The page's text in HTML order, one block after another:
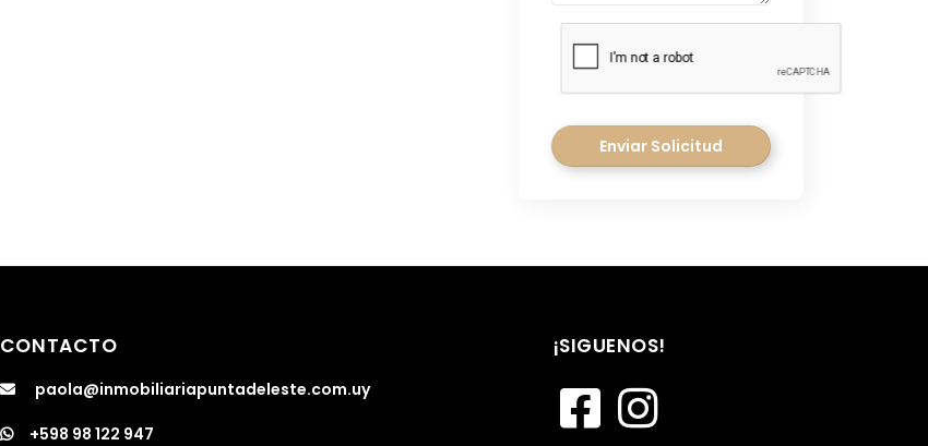
Enviar Solicitud
CONTACTO
paola@inmobiliariapuntadeleste.com.uy
+598 98 122 947
¡SIGUENOS!